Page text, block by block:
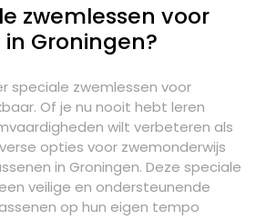
zwemlessen voor
Groningen?
speciale zwemlessen voor
Of je nu nooit hebt leren
wilt verbeteren als
opties voor zwemonderwijs
in Groningen. Deze speciale
veilige en ondersteunende
op hun eigen tempo